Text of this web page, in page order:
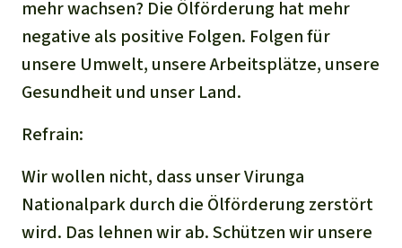
mehr wachsen? Die Ölförderung hat mehr
negative als positive Folgen. Folgen für
unsere Umwelt, unsere Arbeitsplätze, unsere
Gesundheit und unser Land.
Refrain:
Wir wollen nicht, dass unser Virunga
Nationalpark durch die Ölförderung zerstört
wird. Das lehnen wir ab. Schützen wir unsere